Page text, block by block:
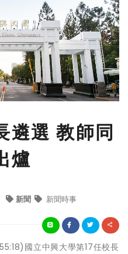
遴選 教師同
爐
新聞 新聞時事
國立中興大學第17任校長